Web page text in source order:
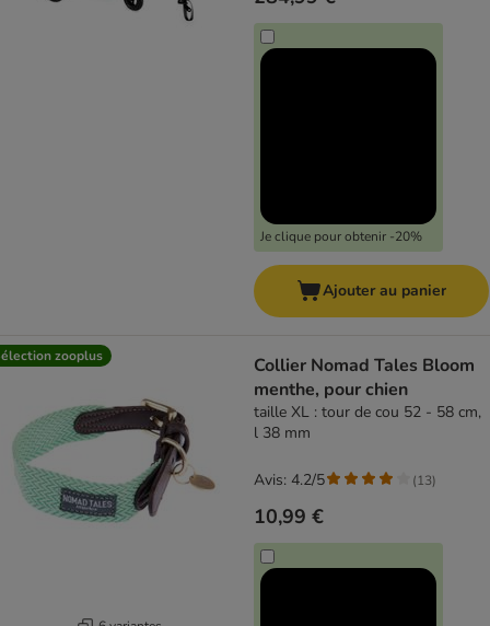
Je clique pour obtenir -20%
Ajouter au panier
zooplus
Collier Nomad Tales Bloom
menthe, pour chien
taille XL : tour de cou 52 - 58 cm,
l 38 mm
10,99 €
Avis: 4.2/5 (13)